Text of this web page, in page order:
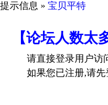
提示信息 » 宝贝平特
【论坛人数
请直接登录用户访
如果您已注册,请